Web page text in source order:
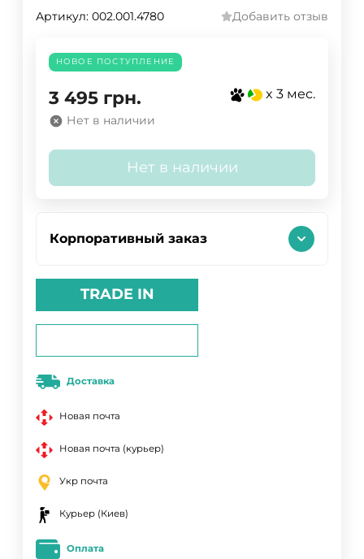
Артикул: 002.001.4780 Добавить отзыв
НОВОЕ ПОСТУПЛЕНИЕ
3 495 грн. x 3 мес.
Нет в наличии
Нет в наличии
Корпоративный заказ
TRADE IN
Доставка
Новая почта
Новая почта (курьер)
Укр почта
Курьер (Киев)
Оплата